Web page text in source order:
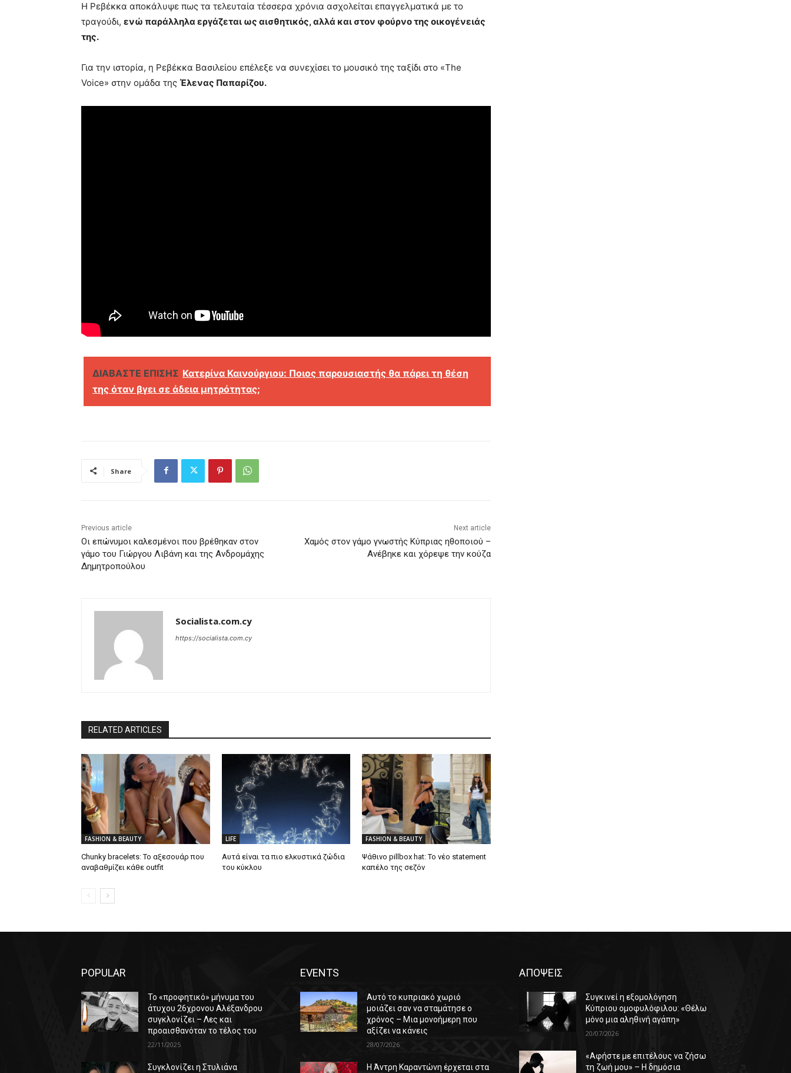
Η Ρεβέκκα αποκάλυψε πως τα τελευταία τέσσερα χρόνια ασχολείται επαγγελματικά με το
τραγούδι, ενώ παράλληλα εργάζεται ως αισθητικός, αλλά και στον φούρνο της οικογένειάς
της.
Για την ιστορία, η Ρεβέκκα Βασιλείου επέλεξε να συνεχίσει το μουσικό της ταξίδι στο «The
Voice» στην ομάδα της Έλενας Παπαρίζου.
ΔΙΑΒΑΣΤΕ ΕΠΙΣΗΣ Κατερίνα Καινούργιου: Ποιος παρουσιαστής θα πάρει τη θέση
της όταν βγει σε άδεια μητρότητας;
Share
Previous article
Οι επώνυμοι καλεσμένοι που βρέθηκαν στον
γάμο του Γιώργου Λιβάνη και της Ανδρομάχης
Δημητροπούλου
Next article
Χαμός στον γάμο γνωστής Κύπριας ηθοποιού –
Ανέβηκε και χόρεψε την κούζα
Socialista.com.cy
https://socialista.com.cy
RELATED ARTICLES
FASHION & BEAUTY
Chunky bracelets: Το αξεσουάρ που
αναβαθμίζει κάθε outfit
LIFE
Αυτά είναι τα πιο ελκυστικά ζώδια
του κύκλου
FASHION & BEAUTY
Ψάθινο pillbox hat: Το νέο statement
καπέλο της σεζόν
POPULAR
Το «προφητικό» μήνυμα του
άτυχου 26χρονου Αλέξανδρου
συγκλονίζει – Λες και
προαισθανόταν το τέλος του
22/11/2025
Συγκλονίζει η Στυλιάνα
EVENTS
Αυτό το κυπριακό χωριό
μοιάζει σαν να σταμάτησε ο
χρόνος – Μια μονοήμερη που
αξίζει να κάνεις
28/07/2026
Η Άντρη Καραντώνη έρχεται στα
ΑΠΟΨΕΙΣ
Συγκινεί η εξομολόγηση
Κύπριου ομοφυλόφιλου: «Θέλω
μόνο μια αληθινή αγάπη»
20/07/2026
«Αφήστε με επιτέλους να ζήσω
τη ζωή μου» – Η δημόσια